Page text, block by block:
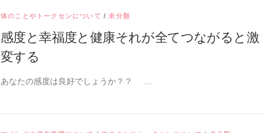
体のことやトークセンについて /未分類
感度と幸福度と健康それが全てつながると激
変する
あなたの感度は良好でしょうか？？ …